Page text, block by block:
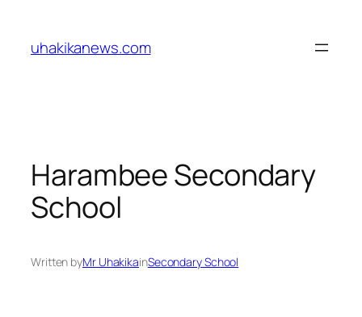
content
uhakikanews.com
Harambee Secondary
School
Written byMr UhakikainSecondary School